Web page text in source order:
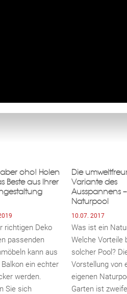
aber oho! Holen
Beste aus Ihrer
richtigen Deko
passenden
kann aus
ein echter
werden.
Sie sich
Die
Variante des
Ausspannens
Naturpool
10.07. 2017
Was ist ein
Welche Vorteile
solcher Pool?
Vorstellung von
eigenen
Garten ist